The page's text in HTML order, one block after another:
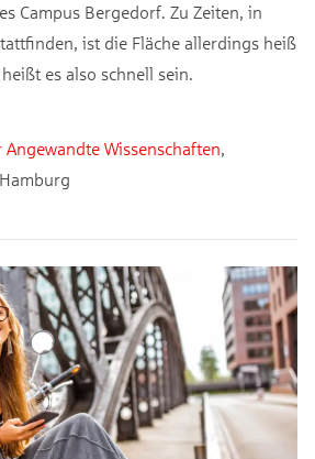
Campus Bergedorf. Zu Zeiten, in
ist die Fläche allerdings heiß
es also schnell sein.
Wissenschaften,